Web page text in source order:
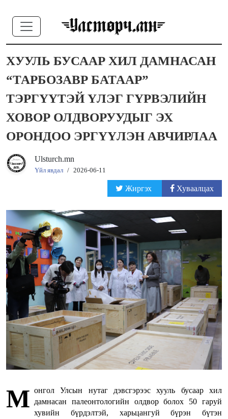
ХУУЛЬ БУСААР ХИЛ ДАМНАСАН
“ТАРБОЗАВР БАТААР”
ТЭРГҮҮТЭЙ ҮЛЭГ ГҮРВЭЛИЙН
ХОВОР ОЛДВОРУУДЫГ ЭХ
ОРОНДОО ЭРГҮҮЛЭН АВЧИРЛАА
Ulsturch.mn
Үйл явдал / 2026-06-11
Жиргэх Хуваалцах
М онгол Улсын нутаг дэвсгэрээс хууль бусаар хил
дамнасан палеонтологийн олдвор болох 50 гаруй
хувийн бүрдэлтэй, харьцангуй бүрэн бүтэн